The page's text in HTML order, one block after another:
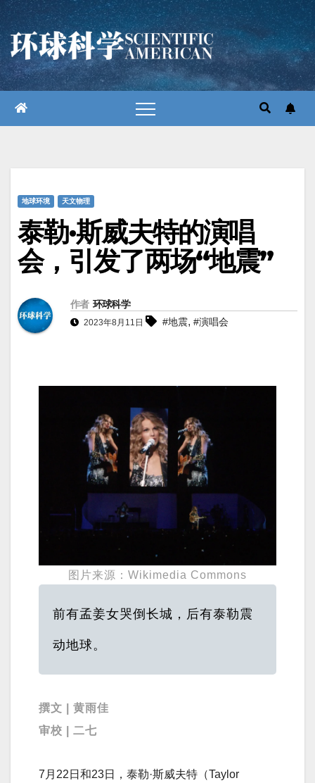
跳
至
内
容
地球环境 天文物理
泰勒·斯威夫特的演唱
会，引发了两场“地震”
作者 环球科学
2023年8月11日 #地震, #演唱会
图片来源：Wikimedia Commons
前有孟姜女哭倒长城，后有泰勒震
动地球。
撰文 | 黄雨佳
审校 | 二七
7月22日和23日，泰勒·斯威夫特（Taylor